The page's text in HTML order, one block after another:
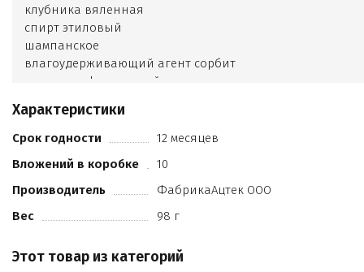
клубника вяленная
спирт этиловый
шампанское
влагоудерживающий агент сорбит
глюкозно-фруктозный сироп
консервант сорбат калия
препарат микробного происхождения (инвертаза))
какао-тертое
какао-масло
Е476)
м.д. общего остатка какао не менее 40%
Характеристики
Срок годности
12 месяцев
Вложений в коробке
10
Производитель
ФабрикаАцтек ООО
Вес
98 г
Этот товар из категорий